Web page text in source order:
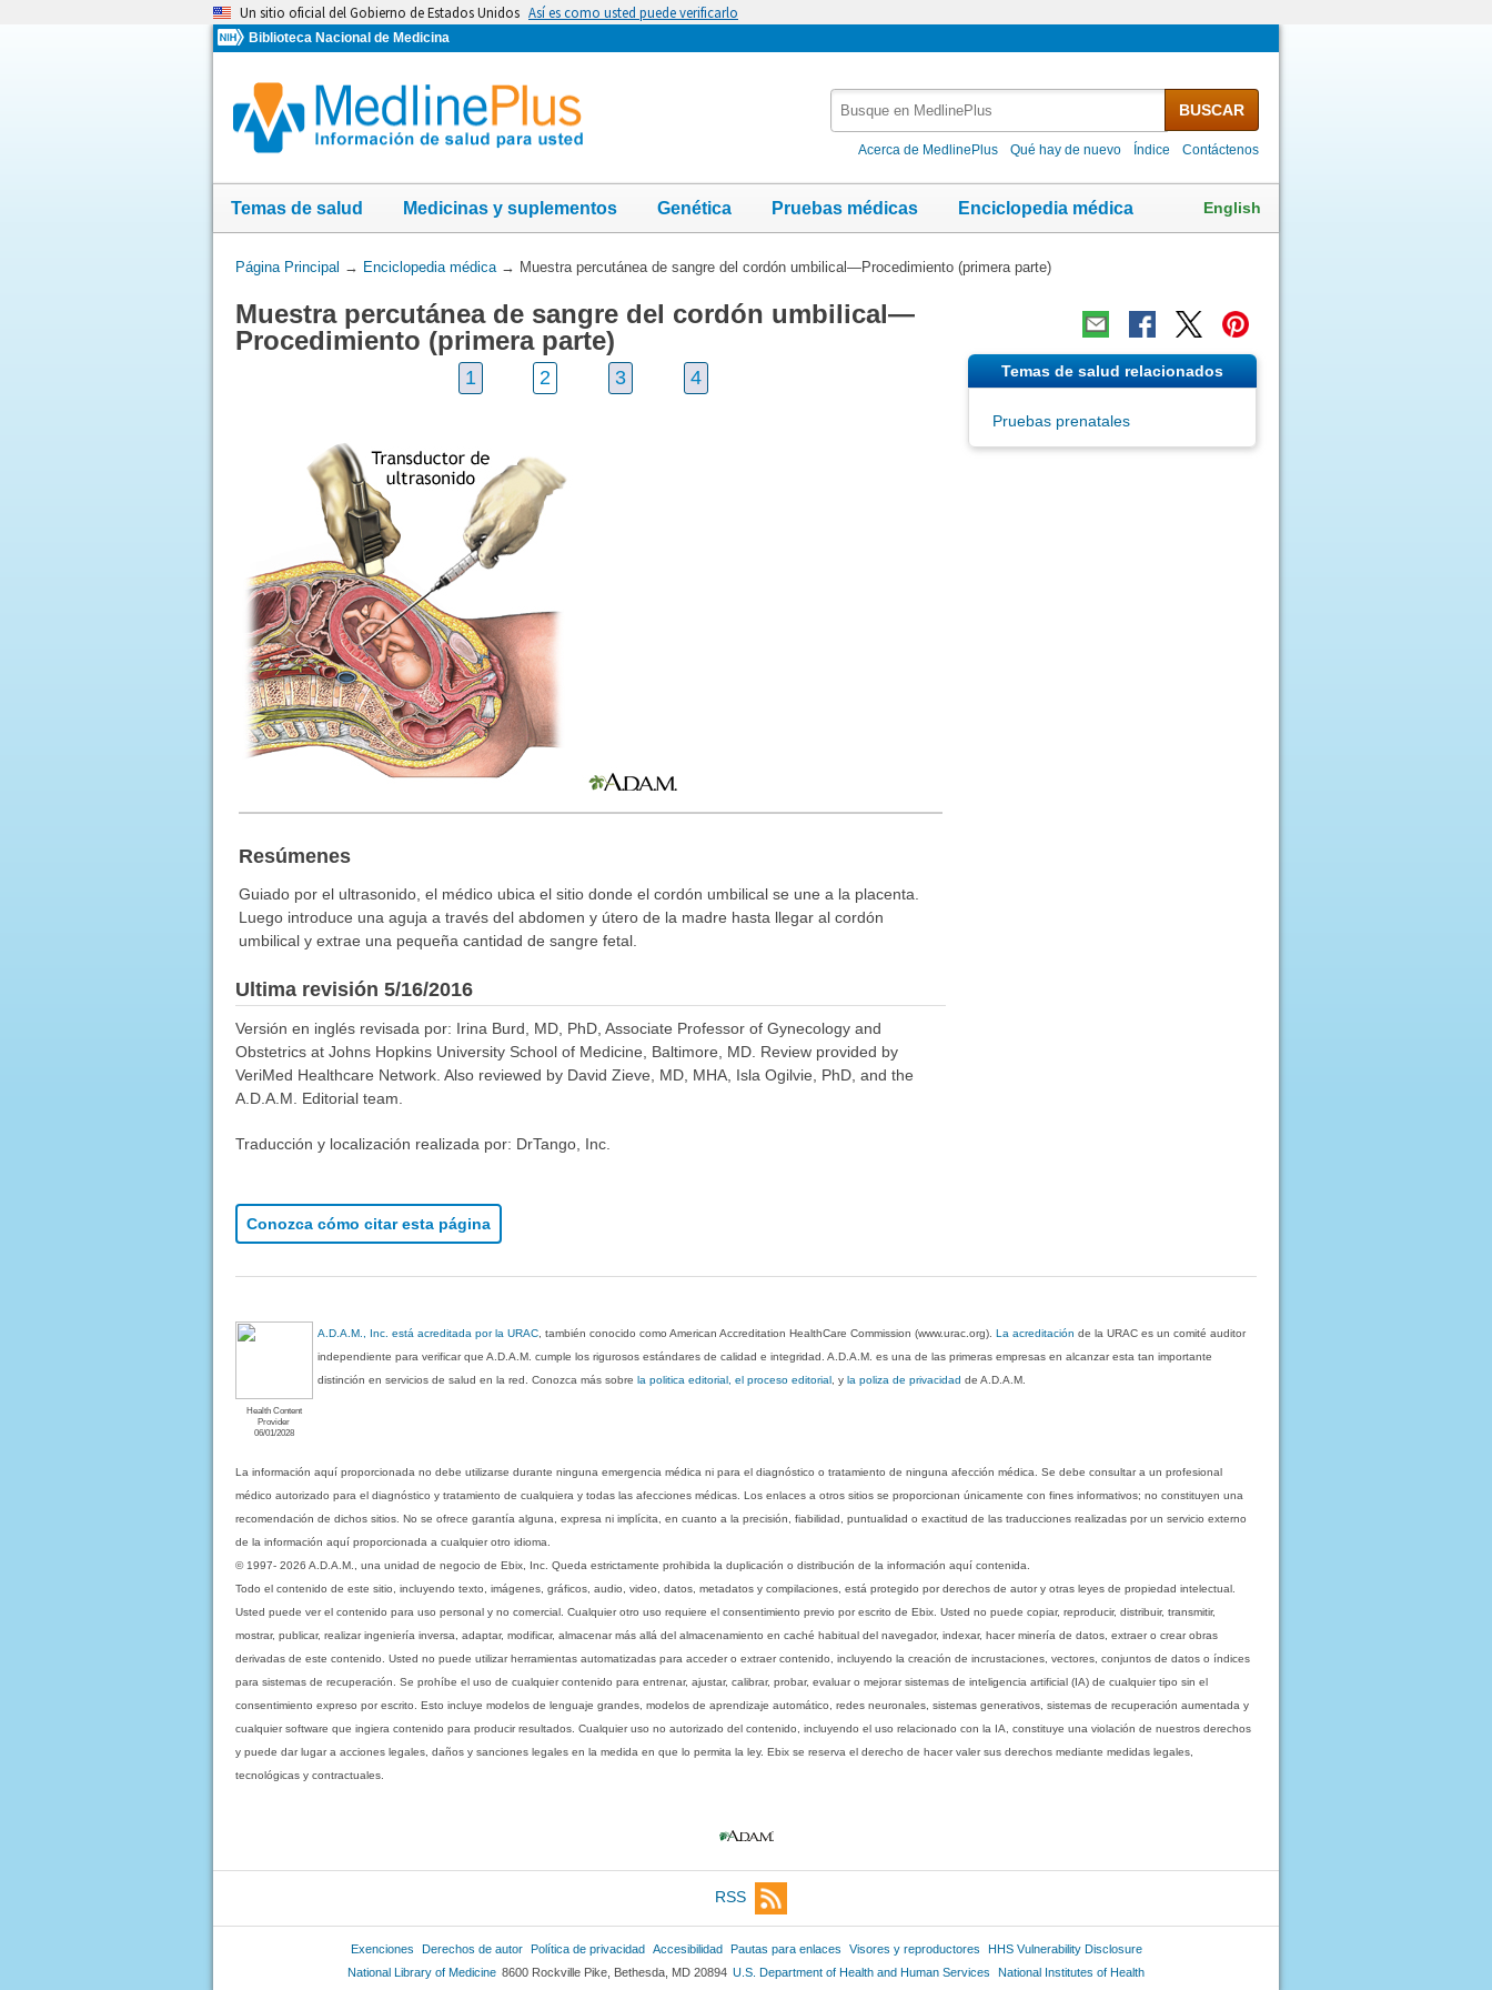
Un sitio oficial del Gobierno de Estados Unidos Así es como usted puede verificarlo
Biblioteca Nacional de Medicina
MedlinePlus
BUSCAR
Acerca de MedlinePlus Qué hay de nuevo Índice Contáctenos
Temas de salud Medicinas y suplementos Genética Pruebas médicas Enciclopedia médica English
Usted
aquí:
Página Principal → Enciclopedia médica→ Muestra percutánea de sangre del cordón umbilical—Procedimiento (primera parte)
Muestra percutánea de sangre del cordón umbilical—
Procedimiento (primera parte)
1 2 3 4
Resúmenes
Guiado por el ultrasonido, el médico ubica el sitio donde el cordón umbilical se une a la placenta.
Luego introduce una aguja a través del abdomen y útero de la madre hasta llegar al cordón
umbilical y extrae una pequeña cantidad de sangre fetal.
Ultima revisión 5/16/2016
Versión en inglés revisada por: Irina Burd, MD, PhD, Associate Professor of Gynecology and
Obstetrics at Johns Hopkins University School of Medicine, Baltimore, MD. Review provided by
VeriMed Healthcare Network. Also reviewed by David Zieve, MD, MHA, Isla Ogilvie, PhD, and the
A.D.A.M. Editorial team.
Traducción y localización realizada por: DrTango, Inc.
Conozca cómo citar esta página
Temas de salud relacionados
Pruebas prenatales
Health Content
Provider
06/01/2028
A.D.A.M., Inc. está acreditada por la URAC , también conocido como American Accreditation HealthCare Commission (www.urac.org).La acreditación de la URAC es un comité auditor
independiente para verificar que A.D.A.M. cumple los rigurosos estándares de calidad e integridad. A.D.A.M. es una de las primeras empresas en alcanzar esta tan importante
distinción en servicios de salud en la red. Conozca más sobrela politica editorial, el proceso editorial , yla poliza de privacidad de A.D.A.M.
La información aquí proporcionada no debe utilizarse durante ninguna emergencia médica ni para el diagnóstico o tratamiento de ninguna afección médica. Se debe consultar a un profesional
médico autorizado para el diagnóstico y tratamiento de cualquiera y todas las afecciones médicas. Los enlaces a otros sitios se proporcionan únicamente con fines informativos; no constituyen una
recomendación de dichos sitios. No se ofrece garantía alguna, expresa ni implícita, en cuanto a la precisión, fiabilidad, puntualidad o exactitud de las traducciones realizadas por un servicio externo
de la información aquí proporcionada a cualquier otro idioma.
© 1997- 2026 A.D.A.M., una unidad de negocio de Ebix, Inc. Queda estrictamente prohibida la duplicación o distribución de la información aquí contenida.
Todo el contenido de este sitio, incluyendo texto, imágenes, gráficos, audio, video, datos, metadatos y compilaciones, está protegido por derechos de autor y otras leyes de propiedad intelectual.
Usted puede ver el contenido para uso personal y no comercial. Cualquier otro uso requiere el consentimiento previo por escrito de Ebix. Usted no puede copiar, reproducir, distribuir, transmitir,
mostrar, publicar, realizar ingeniería inversa, adaptar, modificar, almacenar más allá del almacenamiento en caché habitual del navegador, indexar, hacer minería de datos, extraer o crear obras
derivadas de este contenido. Usted no puede utilizar herramientas automatizadas para acceder o extraer contenido, incluyendo la creación de incrustaciones, vectores, conjuntos de datos o índices
para sistemas de recuperación. Se prohíbe el uso de cualquier contenido para entrenar, ajustar, calibrar, probar, evaluar o mejorar sistemas de inteligencia artificial (IA) de cualquier tipo sin el
consentimiento expreso por escrito. Esto incluye modelos de lenguaje grandes, modelos de aprendizaje automático, redes neuronales, sistemas generativos, sistemas de recuperación aumentada y
cualquier software que ingiera contenido para producir resultados. Cualquier uso no autorizado del contenido, incluyendo el uso relacionado con la IA, constituye una violación de nuestros derechos
y puede dar lugar a acciones legales, daños y sanciones legales en la medida en que lo permita la ley. Ebix se reserva el derecho de hacer valer sus derechos mediante medidas legales,
tecnológicas y contractuales.
RSS
Exenciones Derechos de autor Política de privacidad Accesibilidad Pautas para enlaces Visores y reproductores
HHS Vulnerability Disclosure
National Library of Medicine 8600 Rockville Pike, Bethesda, MD 20894 U.S. Department of Health and Human Services National Institutes of Health